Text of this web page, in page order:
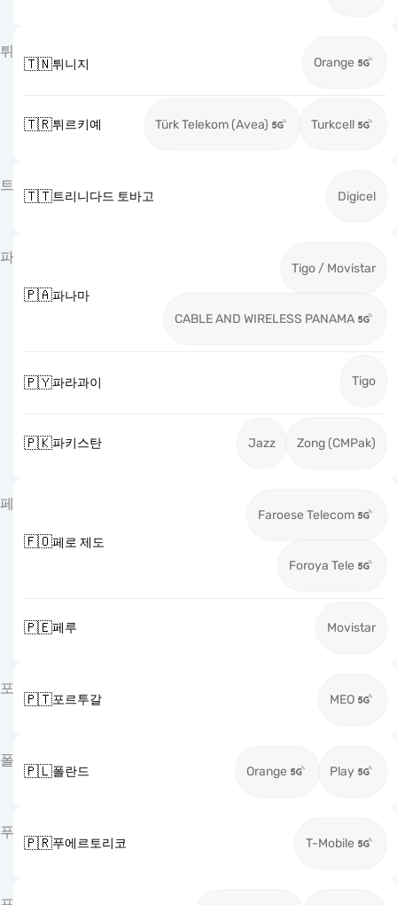
튀
🇹🇳튀니지 Orange
🇹🇷튀르키예 Türk Telekom (Avea) Turkcell
트
🇹🇹트리니다드 토바고 Digicel
파
🇵🇦파나마
Tigo / Movistar
CABLE AND WIRELESS PANAMA
🇵🇾파라과이 Tigo
🇵🇰파키스탄 Jazz Zong (CMPak)
페
🇫🇴페로 제도
Faroese Telecom
Foroya Tele
🇵🇪페루 Movistar
포
🇵🇹포르투갈 MEO
폴
🇵🇱폴란드 Orange Play
푸
🇵🇷푸에르토리코 T-Mobile